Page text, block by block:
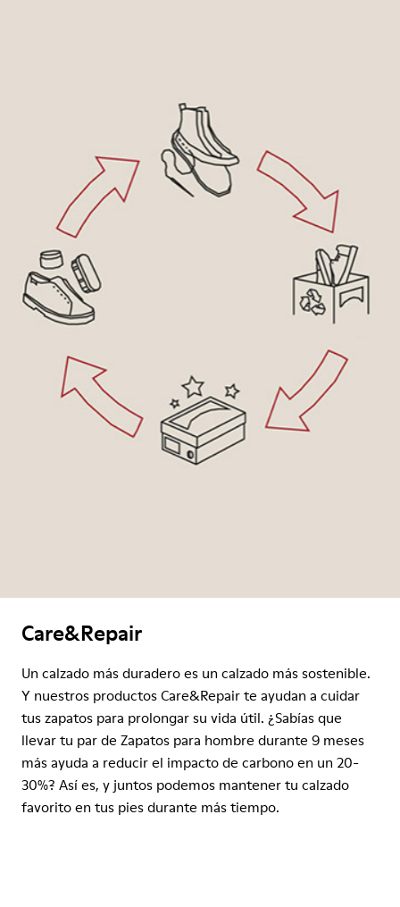
Care&Repair
Un calzado más duradero es un calzado más sostenible.
Y nuestros productos Care&Repair te ayudan a cuidar
tus zapatos para prolongar su vida útil. ¿Sabías que
llevar tu par de Zapatos para hombre durante 9 meses
más ayuda a reducir el impacto de carbono en un 20-
30%? Así es, y juntos podemos mantener tu calzado
favorito en tus pies durante más tiempo.